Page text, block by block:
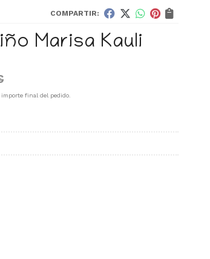
COMPARTIR:
Marisa Kauli
importe final del pedido.